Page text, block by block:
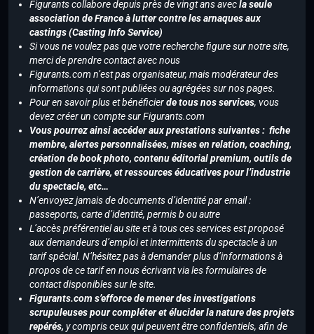
Figurants collabore depuis près de vingt ans avecla seule
association de France à lutter contre les arnaques aux
castings (Casting Info Service)
Si vous ne voulez pas que votre recherche figure sur notre site,
merci de prendre contact avec nous
Figurants.com n’est pas organisateur, mais modérateur des
informations qui sont publiées ou agrégées sur nos pages.
Pour en savoir plus et bénéficierde tous nos services, vous
devez créer un compte sur Figurants.com
Vous pourrez ainsi accéder aux prestations suivantes : fiche
membre, alertes personnalisées, mises en relation, coaching,
création de book photo, contenu éditorial premium, outils de
gestion de carrière, et ressources éducatives pour l’industrie
du spectacle, etc…
N’envoyez jamais de documents d’identité par email :
passeports, carte d’identité, permis b ou autre
L’accès préférentiel au site et à tous ces services est proposé
aux demandeurs d’emploi et intermittents du spectacle à un
tarif spécial. N’hésitez pas à demander plus d’informations à
propos de ce tarif en nous écrivant via les formulaires de
contact disponibles sur le site.
Figurants.com s’efforce de mener des investigations
scrupuleuses pour compléter et élucider la nature des projets
repérés, y compris ceux qui peuvent être confidentiels, afin de